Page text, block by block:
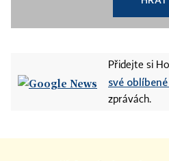
Přidejte si
své
zprávách.